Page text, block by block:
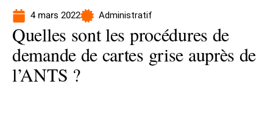
4 mars 2022 Administratif
Quelles sont les procédures de
demande de cartes grise auprès de
l’ANTS ?